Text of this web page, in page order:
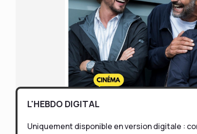
L'HEBDO DIGITAL
Uniquement disponible en version digitale :